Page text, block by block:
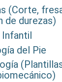
(Corte,
de durezas)
del Pie